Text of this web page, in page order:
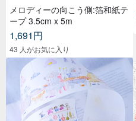
メロディーの向こう側:箔和紙テ
ープ 3.5cm x 5m
1,691円
43 人がお気に入り